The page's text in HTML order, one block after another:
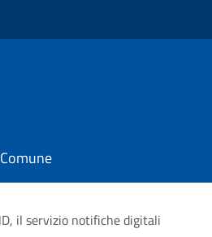
il servizio notifiche digitali